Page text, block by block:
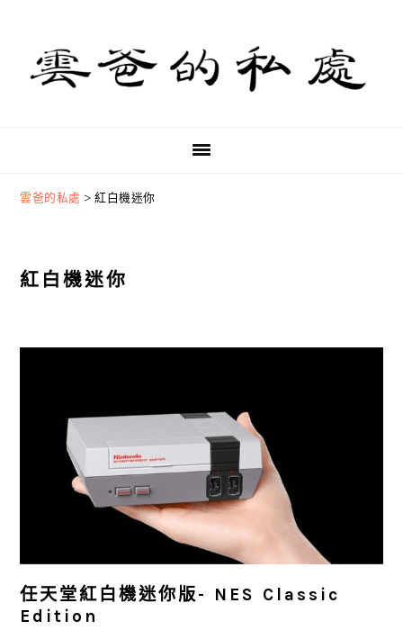
primary
navigation
content
primary
sidebar
雲爸的私處 >紅白機迷你
紅白機迷你
任天堂紅白機迷你版- NES Classic
Edition